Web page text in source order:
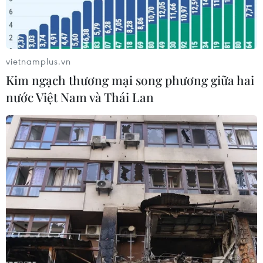
2023)...
Các đại biểu chụp ảnh lưu niệm tại buổi ký kết. (Ảnh: Trọng
Đạt/TTXVN)
Sáng 12/11, tại Hà Nội đã diễn ra lễ ký kết hợp
tác giữa Liên đoàn bóng đá Việt Nam (VFF) và
vietnamplus.vn
Kim ngạch thương mại song phương giữa hai
nước Việt Nam và Thái Lan